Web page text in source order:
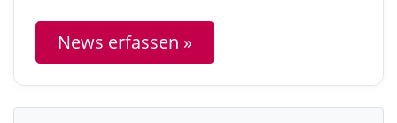
News erfassen »